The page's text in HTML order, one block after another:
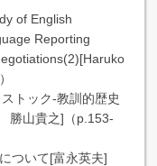
of English
Reporting
トック-教訓的歴史
勝山貴之]（p.153-
ついて[富永英夫]